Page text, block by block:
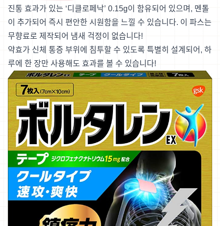
진통 효과가 있는 ‘디클로페낙’ 0.15g이 함유되어 있으며, 멘톨
이 추가되어 즉시 편안한 시원함을 느낄 수 있습니다. 이 파스는
무향료로 제작되어 냄새 걱정이 없습니다!
약효가 신체 통증 부위에 침투할 수 있도록 특별히 설계되어, 하
루에 한 장만 사용해도 효과를 볼 수 있습니다!